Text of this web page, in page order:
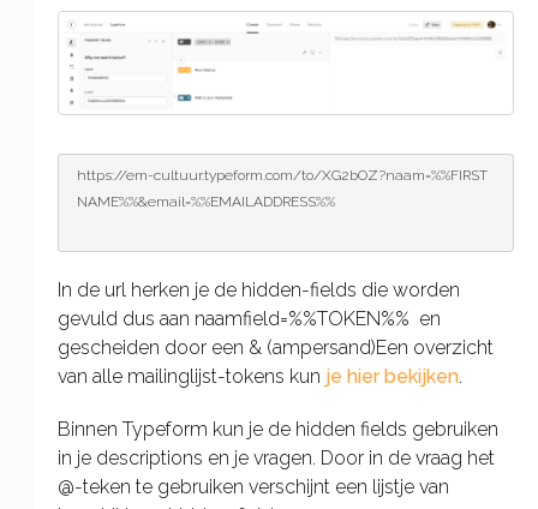
https://em-cultuur.typeform.com/to/XG2bOZ?naam=%%FIRST
NAME%%&email=%%EMAILADDRESS%%
In de url herken je de hidden-fields die worden
gevuld dus aan naamfield=%%TOKEN%% en
gescheiden door een & (ampersand)Een overzicht
van alle mailinglijst-tokens kun je hier bekijken.
Binnen Typeform kun je de hidden fields gebruiken
in je descriptions en je vragen. Door in de vraag het
@-teken te gebruiken verschijnt een lijstje van